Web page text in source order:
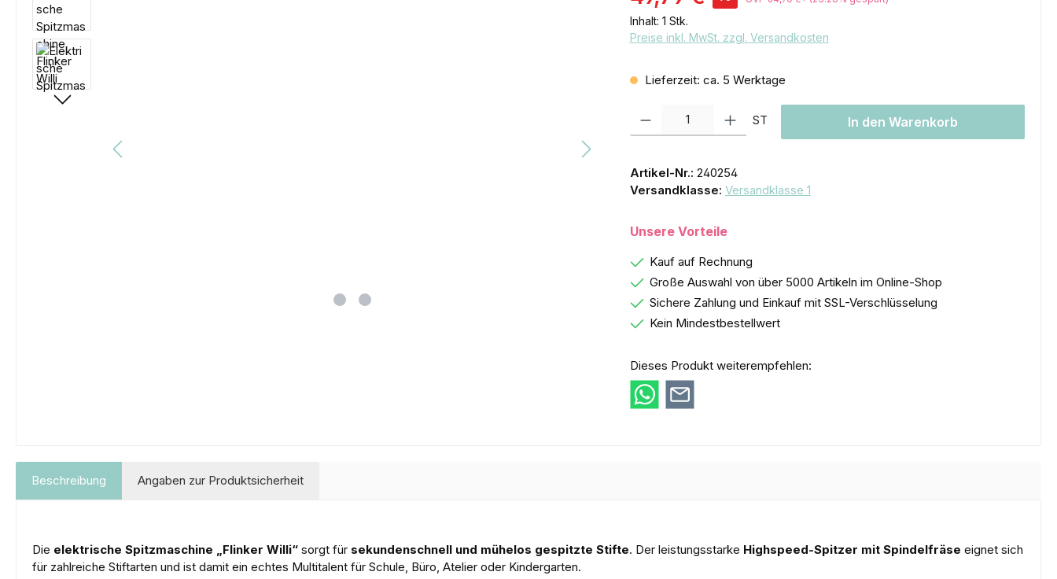
Inhalt: 1 Stk.
Preise inkl. MwSt. zzgl. Versandkosten
Lieferzeit: ca. 5 Werktage
Produkt Anzahl: Gib den gewünschten Wert ein oder benutze die Schaltflächen
ST In den Warenkorb
Artikel-Nr.: 240254
Versandklasse: Versandklasse 1
Unsere Vorteile
Kauf auf Rechnung
Große Auswahl von über 5000 Artikeln im Online-Shop
Sichere Zahlung und Einkauf mit SSL-Verschlüsselung
Kein Mindestbestellwert
Dieses Produkt weiterempfehlen:
Beschreibung Angaben zur Produktsicherheit
Die elektrische Spitzmaschine „Flinker Willi“ sorgt für sekundenschnell und mühelos gespitzte Stifte. Der leistungsstarke Highspeed-Spitzer mit Spindelfräse eignet sich
für zahlreiche Stiftarten und ist damit ein echtes Multitalent für Schule, Büro, Atelier oder Kindergarten.